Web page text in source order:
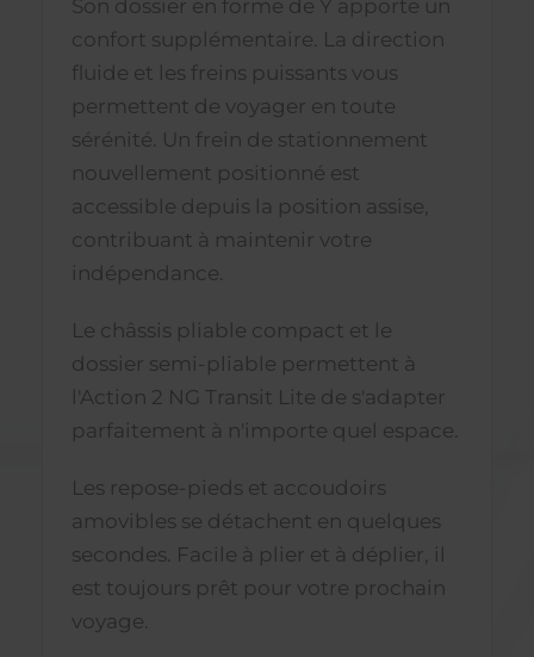
Son dossier en forme de Y apporte un
confort supplémentaire. La direction
fluide et les freins puissants vous
permettent de voyager en toute
sérénité. Un frein de stationnement
nouvellement positionné est
accessible depuis la position assise,
contribuant à maintenir votre
indépendance.
Le châssis pliable compact et le
dossier semi-pliable permettent à
l'Action 2 NG Transit Lite de s'adapter
parfaitement à n'importe quel espace.
Les repose-pieds et accoudoirs
amovibles se détachent en quelques
secondes. Facile à plier et à déplier, il
est toujours prêt pour votre prochain
voyage.